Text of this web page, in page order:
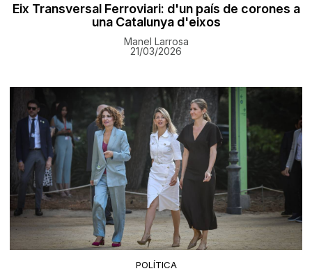
Eix Transversal Ferroviari: d'un país de corones a
una Catalunya d'eixos
Manel Larrosa
21/03/2026
POLÍTICA